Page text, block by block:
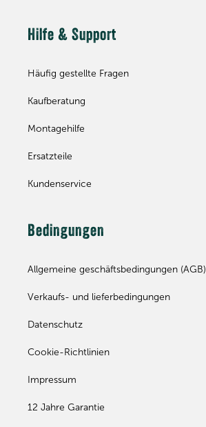
Hilfe & Support
Häufig gestellte Fragen
Kaufberatung
Montagehilfe
Ersatzteile
Kundenservice
Bedingungen
Allgemeine geschäftsbedingungen (AGB)
Verkaufs- und lieferbedingungen
Datenschutz
Cookie-Richtlinien
Impressum
12 Jahre Garantie